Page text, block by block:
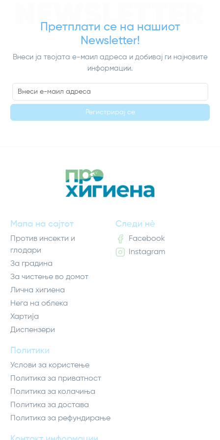
NEWSLETTER
Претплати се на нашиот
Newsletter!
Внеси ја твојата е-маил адреса и добивај ги најновите
информации.
Регистрирај се
Мапа на сајтот
Против инсекти и
глодари
За градина
За чистење во домот
Лична хигиена
Нега на облека
Хартија
Диспензери
Политики
Услови за користење
Политика за приватност
Политика за колачиња
Политика за достава
Политика за рефундирање
Следи нè
Facebook
Instagram